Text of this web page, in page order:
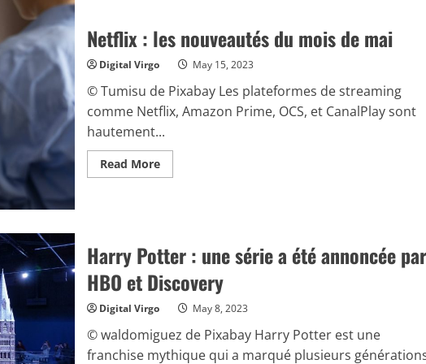
mystères
cinématographiques
Netflix : les nouveautés du mois de mai
Digital Virgo May 15, 2023
© Tumisu de Pixabay Les plateformes de streaming
comme Netflix, Amazon Prime, OCS, et CanalPlay sont
hautement...
Read MoreRead
more
mois
de
mai
Harry Potter : une série a été annoncée par
HBO et Discovery
Digital Virgo May 8, 2023
© waldomiguez de Pixabay Harry Potter est une
franchise mythique qui a marqué plusieurs